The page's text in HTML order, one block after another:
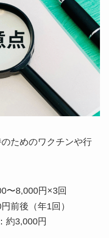
ためのワクチンや行
〜8,000円×3回
前後（年1回）
約3,000円